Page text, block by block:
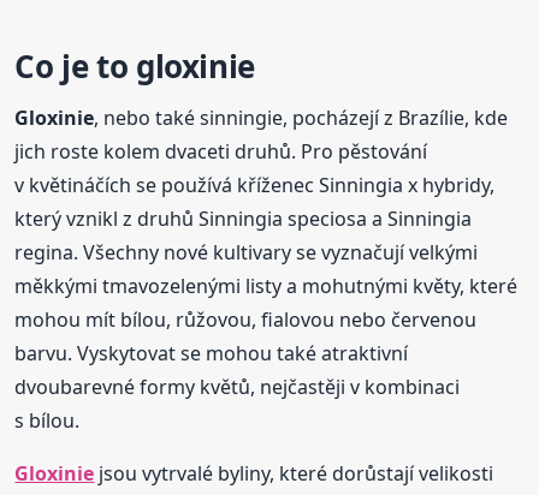
Co je to gloxinie
Gloxinie, nebo také sinningie, pocházejí z Brazílie, kde
jich roste kolem dvaceti druhů. Pro pěstování
v květináčích se používá kříženec Sinningia x hybridy,
který vznikl z druhů Sinningia speciosa a Sinningia
regina. Všechny nové kultivary se vyznačují velkými
měkkými tmavozelenými listy a mohutnými květy, které
mohou mít bílou, růžovou, fialovou nebo červenou
barvu. Vyskytovat se mohou také atraktivní
dvoubarevné formy květů, nejčastěji v kombinaci
s bílou.
Gloxinie jsou vytrvalé byliny, které dorůstají velikosti